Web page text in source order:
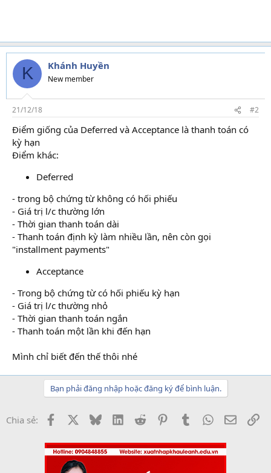
K Khánh Huyền
New member
21/12/18 #2
Điểm giống của Deferred và Acceptance là thanh toán có
kỳ hạn
Điểm khác:
Deferred
- trong bộ chứng từ không có hối phiếu
- Giá trị l/c thường lớn
- Thời gian thanh toán dài
- Thanh toán định kỳ làm nhiều lần, nên còn gọi
"installment payments"
Acceptance
- Trong bộ chứng từ có hối phiếu kỳ hạn
- Giá trị l/c thường nhỏ
- Thời gian thanh toán ngắn
- Thanh toán một lần khi đến hạn
Mình chỉ biết đến thế thôi nhé
Bạn phải đăng nhập hoặc đăng ký để bình luận.
Chia sẻ: Facebook BlueskyLinkedInReddit PinterestTumblrWhatsApp
Email